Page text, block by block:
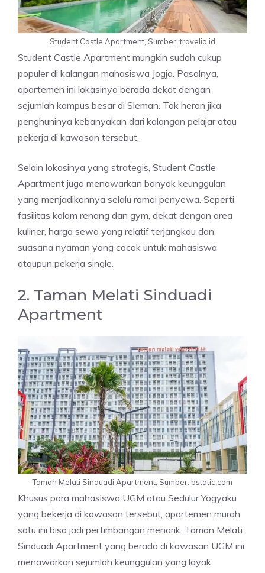
Student Castle Apartment, Sumber: travelio.id
Student Castle Apartment mungkin sudah cukup
populer di kalangan mahasiswa Jogja. Pasalnya,
apartemen ini lokasinya berada dekat dengan
sejumlah kampus besar di Sleman. Tak heran jika
penghuninya kebanyakan dari kalangan pelajar atau
pekerja di kawasan tersebut.
Selain lokasinya yang strategis, Student Castle
Apartment juga menawarkan banyak keunggulan
yang menjadikannya selalu ramai penyewa. Seperti
fasilitas kolam renang dan gym, dekat dengan area
kuliner, harga sewa yang relatif terjangkau dan
suasana nyaman yang cocok untuk mahasiswa
ataupun pekerja single.
2. Taman Melati Sinduadi
Apartment
Taman Melati Sinduadi Apartment, Sumber: bstatic.com
Khusus para mahasiswa UGM atau Sedulur Yogyaku
yang bekerja di kawasan tersebut, apartemen murah
satu ini bisa jadi pertimbangan menarik. Taman Melati
Sinduadi Apartment yang berada di kawasan UGM ini
menawarkan sejumlah keunggulan yang layak